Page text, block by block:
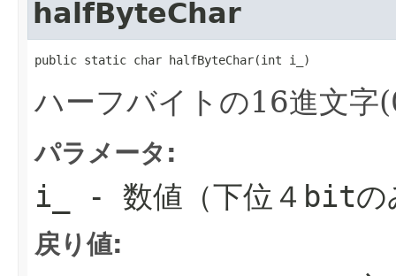
halfByteChar
public static char halfByteChar(int i_)
ハーフバイトの16進文
パラメータ:
i_ - 数値（下位４bitの
戻り値: